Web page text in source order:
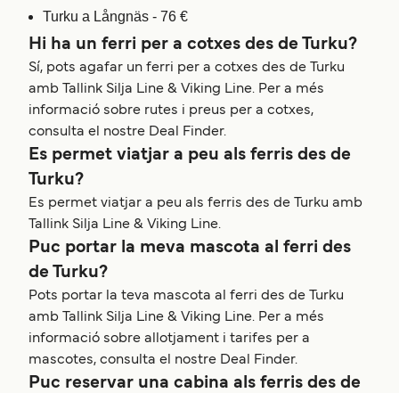
Turku a Långnäs - 76 €
Hi ha un ferri per a cotxes des de Turku?
Sí, pots agafar un ferri per a cotxes des de Turku
amb Tallink Silja Line & Viking Line. Per a més
informació sobre rutes i preus per a cotxes,
consulta el nostre Deal Finder.
Es permet viatjar a peu als ferris des de
Turku?
Es permet viatjar a peu als ferris des de Turku amb
Tallink Silja Line & Viking Line.
Puc portar la meva mascota al ferri des
de Turku?
Pots portar la teva mascota al ferri des de Turku
amb Tallink Silja Line & Viking Line. Per a més
informació sobre allotjament i tarifes per a
mascotes, consulta el nostre Deal Finder.
Puc reservar una cabina als ferris des de